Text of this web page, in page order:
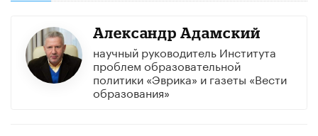
Александр Адамский
научный руководитель Института
проблем образовательной
политики «Эврика» и газеты «Вести
образования»